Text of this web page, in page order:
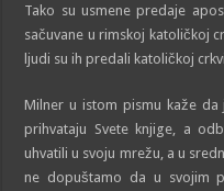
Tako su usmene predaje
sačuvane u rimskoj katoličkoj
ljudi su ih predali katoličkoj
Milner u istom pismu kaže
prihvataju Svete knjige, a
uhvatili u svoju mrežu, a u
ne dopuštamo da u svojim